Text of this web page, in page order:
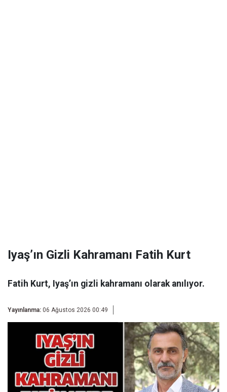
Iyaş’ın Gizli Kahramanı Fatih Kurt
Fatih Kurt, Iyaş’ın gizli kahramanı olarak anılıyor.
Yayınlanma: 06 Ağustos 2026 00:49